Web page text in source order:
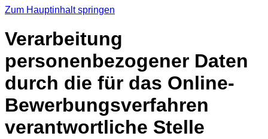
Zum Hauptinhalt springen
Verarbeitung
personenbezogener Daten
durch die für das Online-
Bewerbungsverfahren
verantwortliche Stelle